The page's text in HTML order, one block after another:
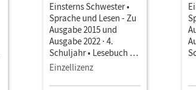
Einsterns Schwester •
Sprache und Lesen - Zu
Ausgabe 2015 und
Ausgabe 2022 · 4.
Schuljahr • Lesebuch als
E-Book
Einzellizenz